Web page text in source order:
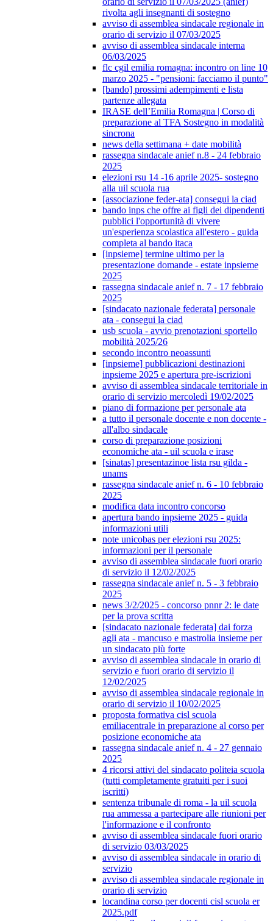
rivolta agli insegnanti di sostegno
avviso di assemblea sindacale regionale in
orario di servizio il 07/03/2025
avviso di assemblea sindacale interna
06/03/2025
flc cgil emilia romagna: incontro on line 10
marzo 2025 - "pensioni: facciamo il punto"
[bando] prossimi adempimenti e lista
partenze allegata
IRASE dell’Emilia Romagna | Corso di
preparazione al TFA Sostegno in modalità
sincrona
news della settimana + date mobilità
rassegna sindacale anief n.8 - 24 febbraio
2025
elezioni rsu 14 -16 aprile 2025- sostegno
alla uil scuola rua
[associazione feder-ata] consegui la ciad
bando inps che offre ai figli dei dipendenti
pubblici l'opportunità di vivere
un'esperienza scolastica all'estero - guida
completa al bando itaca
[inpsieme] termine ultimo per la
presentazione domande - estate inpsieme
2025
rassegna sindacale anief n. 7 - 17 febbraio
2025
[sindacato nazionale federata] personale
ata - consegui la ciad
usb scuola - avvio prenotazioni sportello
mobilità 2025/26
secondo incontro neoassunti
[inpsieme] pubblicazioni destinazioni
inpsieme 2025 e apertura pre-iscrizioni
avviso di assemblea sindacale territoriale in
orario di servizio mercoledì 19/02/2025
piano di formazione per personale ata
a tutto il personale docente e non docente -
all'albo sindacale
corso di preparazione posizioni
economiche ata - uil scuola e irase
[sinatas] presentazinoe lista rsu gilda -
unams
rassegna sindacale anief n. 6 - 10 febbraio
2025
modifica data incontro concorso
apertura bando inpsieme 2025 - guida
informazioni utili
note unicobas per elezioni rsu 2025:
informazioni per il personale
avviso di assemblea sindacale fuori orario
di servizio il 12/02/2025
rassegna sindacale anief n. 5 - 3 febbraio
2025
news 3/2/2025 - concorso pnnr 2: le date
per la prova scritta
[sindacato nazionale federata] dai forza
agli ata - mancuso e mastrolia insieme per
un sindacato più forte
avviso di assemblea sindacale in orario di
servizio e fuori orario di servizio il
12/02/2025
avviso di assemblea sindacale regionale in
orario di servizio il 10/02/2025
proposta formativa cisl scuola
emiliacentrale in preparazione al corso per
posizione economiche ata
rassegna sindacale anief n. 4 - 27 gennaio
2025
4 ricorsi attivi del sindacato politeia scuola
(tutti completamente gratuiti per i suoi
iscritti)
sentenza tribunale di roma - la uil scuola
rua ammessa a partecipare alle riunioni per
l'informazione e il confronto
avviso di assemblea sindacale fuori orario
di servizio 03/03/2025
avviso di assemblea sindacale in orario di
servizio
avviso di assemblea sindacale regionale in
orario di servizio
locandina corso per docenti cisl scuola er
2025.pdf